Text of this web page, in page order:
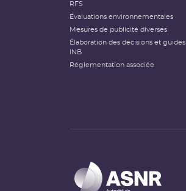
RFS
Évaluations environnementales
Mesures de publicité diverses
Élaboration des décisions et guides
INB
Réglementation associée